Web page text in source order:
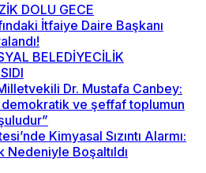
DOLU GECE
İtfaiye Daire Başkanı
BELEDİYECİLİK
Dr. Mustafa Canbey:
demokratik ve şeffaf toplumun
Kimyasal Sızıntı Alarmı:
Nedeniyle Boşaltıldı